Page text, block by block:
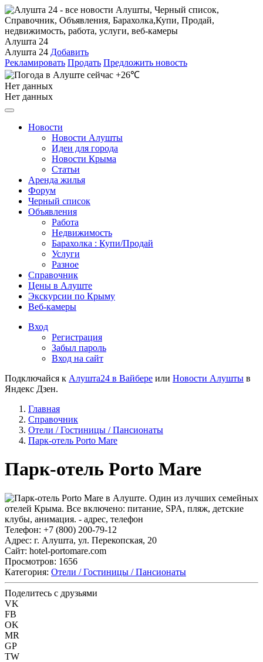
Алушта 24
Алушта 24 Добавить
Рекламировать Продать Предложить новость
+26℃
Нет данных
Нет данных
Новости
Новости Алушты
Идеи для города
Новости Крыма
Статьи
Аренда жилья
Форум
Черный список
Объявления
Работа
Недвижимость
Барахолка : Купи/Продай
Услуги
Разное
Справочник
Цены в Алуште
Экскурсии по Крыму
Веб-камеры
Вход
Регистрация
Забыл пароль
Вход на сайт
Подключайся к Алушта24 в Вайбере или Новости Алушты в
Яндекс Дзен.
Главная
Справочник
Отели / Гостиницы / Пансионаты
Парк-отель Porto Mare
Парк-отель Porto Mare
Телефон: +7 (800) 200-79-12
Адрес: г. Алушта, ул. Перекопская, 20
Сайт: hotel-portomare.com
Просмотров: 1656
Категория: Отели / Гостиницы / Пансионаты
Поделитесь с друзьями
VK
FB
OK
MR
GP
TW